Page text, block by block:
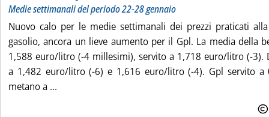
Medie settimanali del periodo 22-28 gennaio
Nuovo calo per le medie settimanali dei prezzi praticati
gasolio, ancora un lieve aumento per il Gpl. La media della
1,588 euro/litro (-4 millesimi), servito a 1,718 euro/litro (-3).
a 1,482 euro/litro (-6) e 1,616 euro/litro (-4). Gpl servito a
metano a ...